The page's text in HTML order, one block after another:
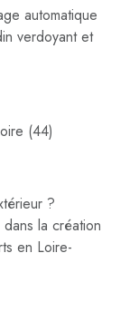
automatique
verdoyant et
(44)
?
la création
en Loire-